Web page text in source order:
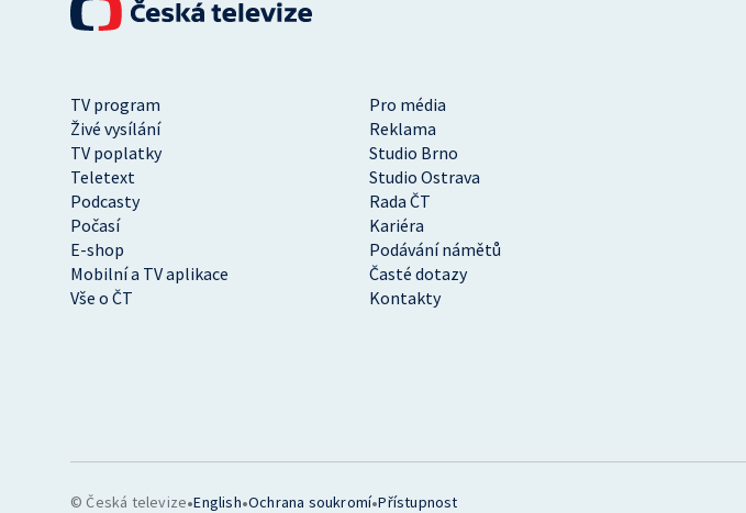
TV program
Pro média
Živé vysílání
Reklama
TV poplatky
Studio Brno
Teletext
Studio Ostrava
Podcasty
Rada ČT
Počasí
Kariéra
E-shop
Podávání námětů
Mobilní a TV aplikace
Časté dotazy
Vše o ČT
Kontakty
© Česká televize•English•Ochrana soukromí•Přístupnost